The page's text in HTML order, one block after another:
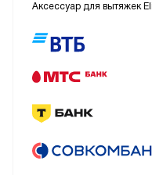
Аксессуар для вытяжек